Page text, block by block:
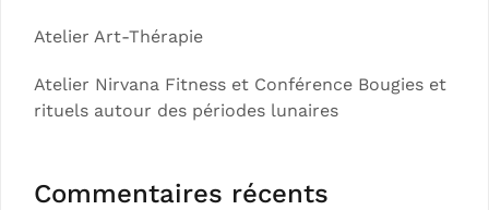
Atelier Art-Thérapie
Atelier Nirvana Fitness et Conférence Bougies et
rituels autour des périodes lunaires
Commentaires récents